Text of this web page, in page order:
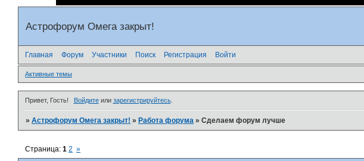
Астрофорум Омега закрыт!
Главная Форум Участники Поиск Регистрация Войти
Активные темы
Привет, Гость! Войдитеили зарегистрируйтесь.
»Астрофорум Омега закрыт! »Работа форума »Сделаем форум лучше
Страница:1 2 »